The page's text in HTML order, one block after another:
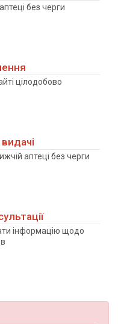
без черги
цілодобово
аптеці без черги
інформацію щодо